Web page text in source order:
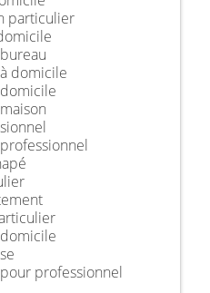
particulier
domicile
professionnel